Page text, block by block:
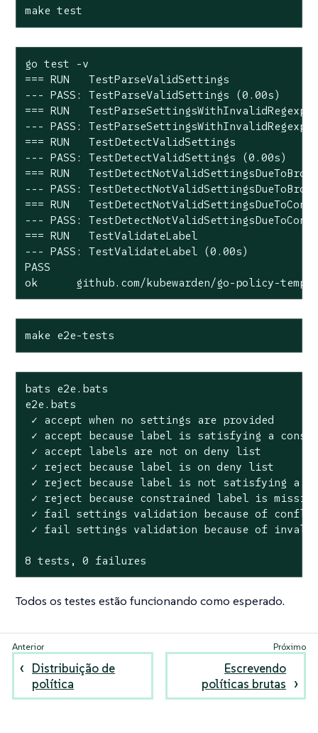
make test
go test -v
=== RUN   TestParseValidSettings
--- PASS: TestParseValidSettings (0.00s)
=== RUN   TestParseSettingsWithInvalidRegexp
--- PASS: TestParseSettingsWithInvalidRegexp
=== RUN   TestDetectValidSettings
--- PASS: TestDetectValidSettings (0.00s)
=== RUN
--- PASS:
=== RUN
--- PASS:
=== RUN   TestValidateLabel
--- PASS: TestValidateLabel (0.00s)
PASS
ok      github.com/kubewarden/go-policy-
make e2e-tests
bats e2e.bats
e2e.bats
✓ accept when no settings are provided
✓ accept because label is satisfying a
✓ accept labels are not on deny list
✓ reject because label is on deny list
✓ reject because label is not satisfying a
✓ reject because constrained label is missing
✓ fail settings validation because of
✓ fail settings validation because of
8 tests, 0 failures
Todos os testes estão funcionando como esperado.
Distribuição de
política
Escrevendo
políticas brutas